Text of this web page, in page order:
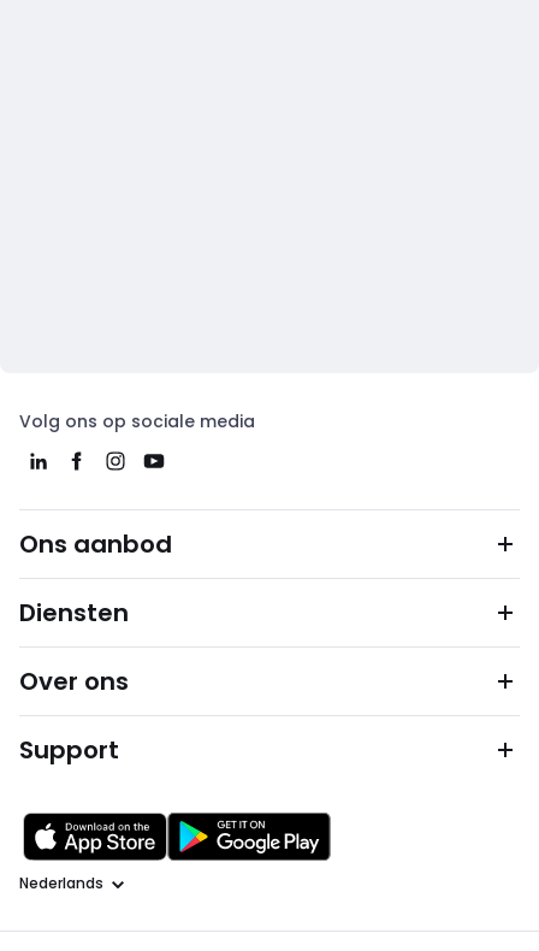
Volg ons op sociale media
Ons aanbod
Diensten
Over ons
Support
Taal